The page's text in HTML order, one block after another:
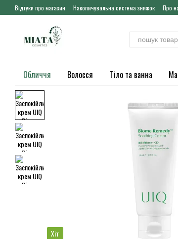
Перейти до основного контенту
Відгуки про магазин Накопичувальна система знижок Про
Обличчя Волосся Тіло та ванна
Хіт